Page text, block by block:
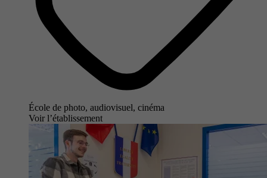
École de photo, audiovisuel, cinéma
Voir l’établissement